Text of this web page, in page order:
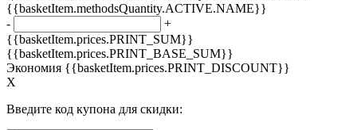
{{basketItem.methodsQuantity.ACTIVE.NAME}}
-
+
{{basketItem.prices.PRINT_SUM}}
{{basketItem.prices.PRINT_BASE_SUM}}
Экономия {{basketItem.prices.PRINT_DISCOUNT}}
X
Введите код купона для скидки: